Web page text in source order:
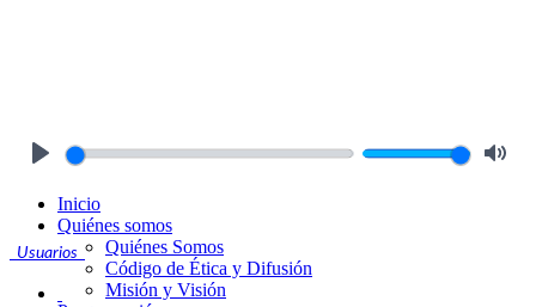
Usuarios
Inicio
Quiénes somos
Quiénes Somos
Código de Ética y Difusión
Misión y Visión